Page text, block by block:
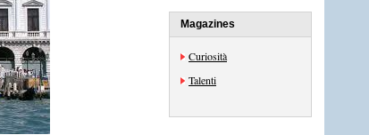
Magazines
Curiosità
Talenti